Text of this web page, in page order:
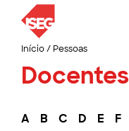
Início/ Pessoas
Docentes
A B C D E F